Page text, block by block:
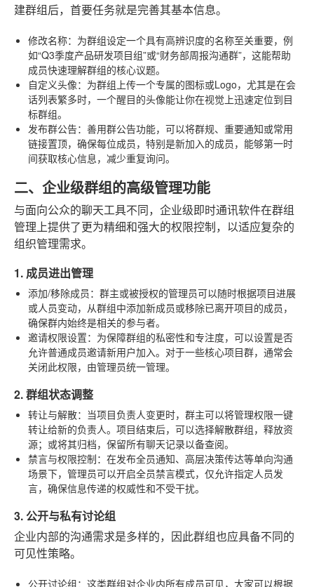
建群组后，首要任务就是完善其基本信息。
修改名称：为群组设定一个具有高辨识度的名称至关重要，例
如“Q3季度产品研发项目组”或“财务部周报沟通群”，这能帮助
成员快速理解群组的核心议题。
自定义头像：为群组上传一个专属的图标或Logo，尤其是在会
话列表繁多时，一个醒目的头像能让你在视觉上迅速定位到目
标群组。
发布群公告：善用群公告功能，可以将群规、重要通知或常用
链接置顶，确保每位成员，特别是新加入的成员，能够第一时
间获取核心信息，减少重复询问。
二、企业级群组的高级管理功能
与面向公众的聊天工具不同，企业级即时通讯软件在群组
管理上提供了更为精细和强大的权限控制，以适应复杂的
组织管理需求。
1. 成员进出管理
添加/移除成员 ：群主或被授权的管理员可以随时根据项目进展
或人员变动，从群组中添加新成员或移除已离开项目的成员，
确保群内始终是相关的参与者。
邀请权限设置：为保障群组的私密性和专注度，可以设置是否
允许普通成员邀请新用户加入。对于一些核心项目群，通常会
关闭此权限，由管理员统一管理。
2. 群组状态调整
转让与解散：当项目负责人变更时，群主可以将管理权限一键
转让给新的负责人。项目结束后，可以选择解散群组，释放资
源；或将其归档，保留所有聊天记录以备查阅。
禁言与权限控制：在发布全员通知、高层决策传达等单向沟通
场景下，管理员可以开启全员禁言模式，仅允许指定人员发
言，确保信息传递的权威性和不受干扰。
3. 公开与私有讨论组
企业内部的沟通需求是多样的，因此群组也应具备不同的
可见性策略。
公开讨论组：这类群组对企业内所有成员可见，大家可以根据